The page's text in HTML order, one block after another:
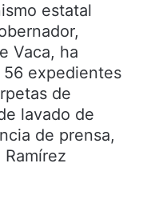
estatal
Vaca, ha
expedientes
de
lavado de
de prensa,